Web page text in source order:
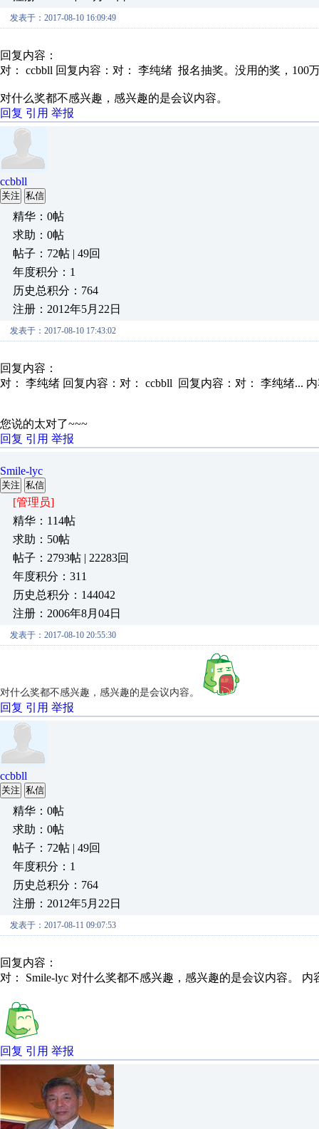
发表于：2017-08-10 16:09:49
回复内容：
对： ccbbll 回复内容：对： 李纯绪 报名抽奖。没用的奖，100
对什么奖都不感兴趣，感兴趣的是会议内容。
回复 引用 举报
ccbbll
关注 私信
精华：0帖
求助：0帖
帖子：72帖 | 49回
年度积分：1
历史总积分：764
注册：2012年5月22日
发表于：2017-08-10 17:43:02
回复内容：
对： 李纯绪 回复内容：对： ccbbll 回复内容：对： 李纯绪...
您说的太对了~~~
回复 引用 举报
Smile-lyc
关注 私信
[管理员]
精华：114帖
求助：50帖
帖子：2793帖 | 22283回
年度积分：311
历史总积分：144042
注册：2006年8月04日
发表于：2017-08-10 20:55:30
对什么奖都不感兴趣，感兴趣的是会议内容。
回复 引用 举报
ccbbll
关注 私信
精华：0帖
求助：0帖
帖子：72帖 | 49回
年度积分：1
历史总积分：764
注册：2012年5月22日
发表于：2017-08-11 09:07:53
回复内容：
对： Smile-lyc 对什么奖都不感兴趣，感兴趣的是会议内容。 内
回复 引用 举报